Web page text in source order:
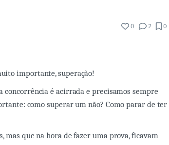
0 2 0
importante, superação!
concorrência é acirrada e precisamos sempre
como superar um não? Como parar de ter
mas que na hora de fazer uma prova, ficavam